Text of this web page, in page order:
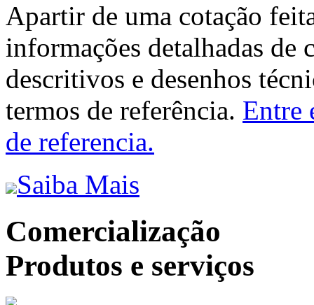
Apartir de uma cotação
informações detalhadas de
descritivos e desenhos
termos de referência. Entre
de referencia.
Saiba Mais
Comercialização
Produtos e serviços